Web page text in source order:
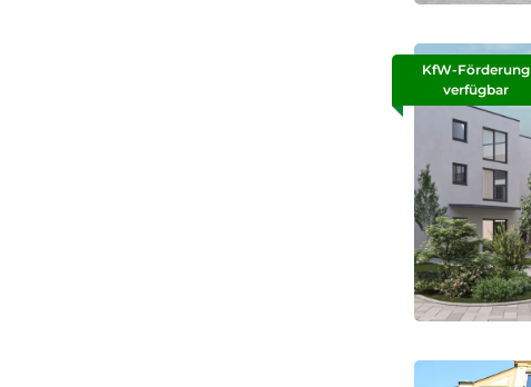
KfW-Förderung
verfügbar